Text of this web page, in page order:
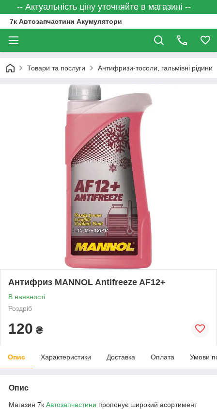
-- Актуальність ціну уточняйте в магазині --
7к Автозапчастини Акумулятори
Товари та послуги Антифризи-тосоли, гальмівні рідини
Антифриз MANNOL Antifreeze AF12+
В наявності
Роздріб
120 ₴
Опис Характеристики Доставка Оплата Умови
Опис
Магазин 7к Автозапчастини пропонує широкий асортимент